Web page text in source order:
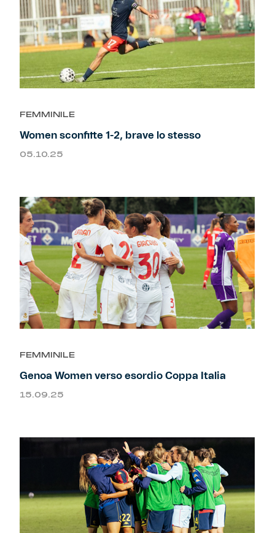
FEMMINILE
Women sconfitte 1-2, brave lo stesso
05.10.25
FEMMINILE
Genoa Women verso esordio Coppa Italia
15.09.25